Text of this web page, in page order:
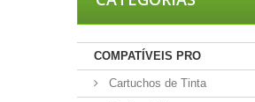
COMPATÍVEIS PRO
Cartuchos de Tinta